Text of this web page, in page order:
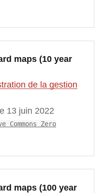
maps (10 year
de la gestion
13 juin 2022
Commons Zero
maps (100 year